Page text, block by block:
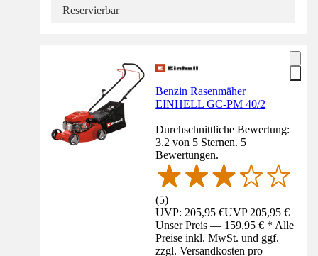
Reservierbar
Benzin Rasenmäher
EINHELL GC-PM 40/2
Durchschnittliche Bewertung:
3.2 von 5 Sternen. 5
Bewertungen.
(5)
UVP: 205,95 €UVP205,95 €
Unser Preis — 159,95 € * Alle
Preise inkl. MwSt. und ggf.
zzgl. Versandkosten pro